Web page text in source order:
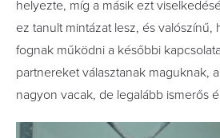
helyezte, míg a másik ezt
ez tanult mintázat lesz, és valószínű,
fognak működni a későbbi
partnereket választanak maguknak,
nagyon vacak, de legalább ismerős